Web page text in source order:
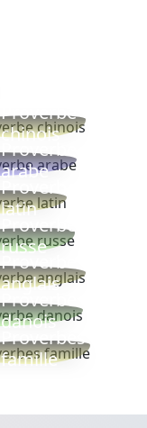
Proverbe
chinois
Proverbe
arabe
Proverbe
latin
Proverbe
russe
Proverbe
anglais
Proverbe
danois
Proverbes
famille